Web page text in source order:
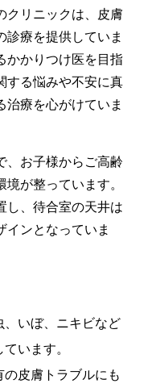
クリニックは、皮膚
診療を提供していま
かかりつけ医を目指
する悩みや不安に真
治療を心がけていま
、お子様からご高齢
が整っています。
し、待合室の天井は
インとなっていま
、いぼ、ニキビなど
います。
の皮膚トラブルにも